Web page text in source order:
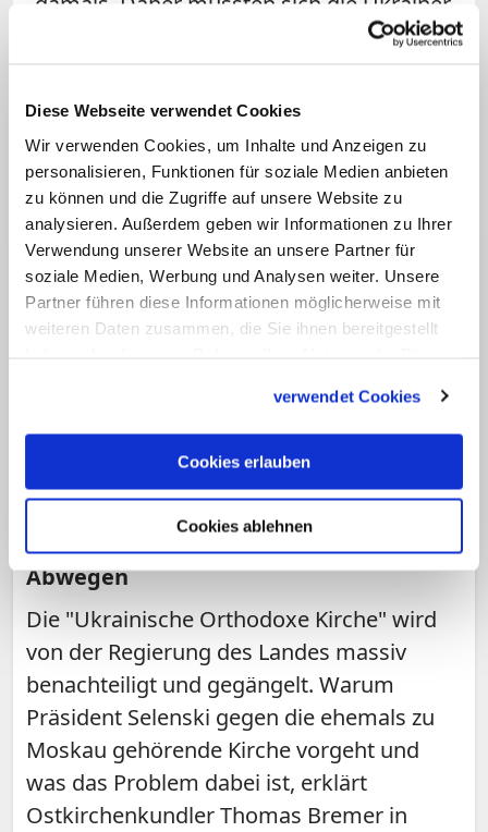
Diese Webseite verwendet Cookies
Wir verwenden Cookies, um Inhalte und Anzeigen zu
personalisieren, Funktionen für soziale Medien anbieten
zu können und die Zugriffe auf unsere Website zu
analysieren. Außerdem geben wir Informationen zu Ihrer
Verwendung unserer Website an unsere Partner für
soziale Medien, Werbung und Analysen weiter. Unsere
Partner führen diese Informationen möglicherweise mit
weiteren Daten zusammen, die Sie ihnen bereitgestellt
verwendet Cookies
Cookies erlauben
Cookies ablehnen
weiter verteidigen, sie hätten keine
Wladimir Putin brächten nichts, weil er
sich nicht an sie halte. (KNA)
Maßnahmen der Regierung
beeinträchtigen Religionsfreiheit in der
Die ukrainische Kirchenpolitik – auf
Abwegen
Die "Ukrainische Orthodoxe Kirche" wird
von der Regierung des Landes massiv
benachteiligt und gegängelt. Warum
Präsident Selenski gegen die ehemals zu
Moskau gehörende Kirche vorgeht und
was das Problem dabei ist, erklärt
Ostkirchenkundler Thomas Bremer in